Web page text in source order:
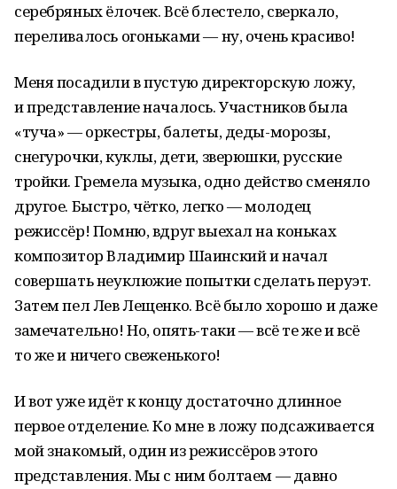
серебряных ёлочек. Всё блестело, сверкало,
переливалось огоньками — ну, очень красиво!
Меня посадили в пустую директорскую ложу,
и представление началось. Участников была
«туча» — оркестры, балеты, деды-морозы,
снегурочки, куклы, дети, зверюшки, русские
тройки. Гремела музыка, одно действо сменяло
другое. Быстро, чётко, легко — молодец
режиссёр! Помню, вдруг выехал на коньках
композитор Владимир Шаинский и начал
совершать неуклюжие попытки сделать перуэт.
Затем пел Лев Лещенко. Всё было хорошо и даже
замечательно! Но, опять-таки — всё те же и всё
то же и ничего свеженького!
И вот уже идёт к концу достаточно длинное
первое отделение. Ко мне в ложу подсаживается
мой знакомый, один из режиссёров этого
представления. Мы с ним болтаем — давно